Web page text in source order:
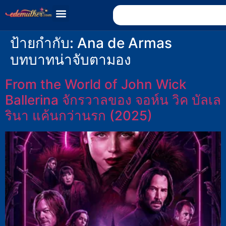
ป้ายกำกับ: Ana de Armas
บทบาทน่าจับตามอง
From the World of John Wick
Ballerina จักรวาลของ จอห์น วิค บัลเล
รินา แค้นกว่านรก (2025)